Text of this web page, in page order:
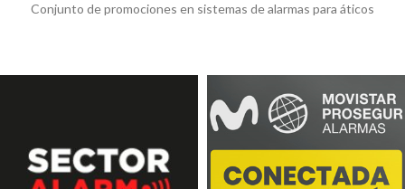
Conjunto de promociones en sistemas de alarmas para áticos